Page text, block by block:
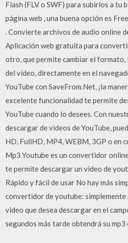
Flash (FLV o SWF) para subirlos a tu
página web , una buena opción es
. Convierte archivos de audio online
Aplicación web gratuita para
otro, que permite cambiar el formato,
del vídeo, directamente en el
YouTube con SaveFrom.Net, ¡la
excelente funcionalidad te permite
YouTube cuando lo desees. Con
descargar de videos de YouTube,
HD, FullHD, MP4, WEBM, 3GP o en
Mp3 Youtube es un convertidor
te permite descargar un video de
Rápido y fácil de usar No hay más
convertidor de youtube: simplemente
video que desea descargar en el
segundos más tarde obtendrá su mp3